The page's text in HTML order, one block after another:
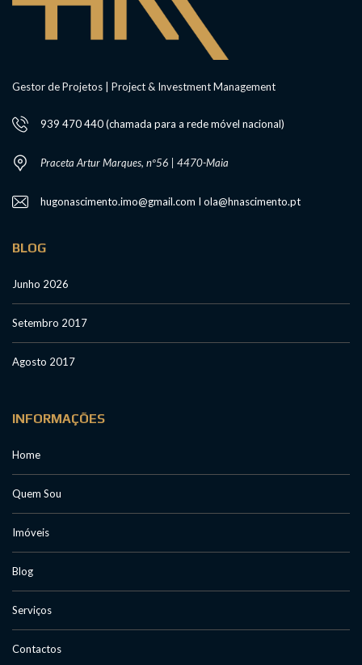
Gestor de Projetos | Project & Investment Management
939 470 440 (chamada para a rede móvel nacional)
Praceta Artur Marques, nº56 | 4470-Maia
hugonascimento.imo@gmail.com I ola@hnascimento.pt
BLOG
Junho 2026
Setembro 2017
Agosto 2017
INFORMAÇÕES
Home
Quem Sou
Imóveis
Blog
Serviços
Contactos